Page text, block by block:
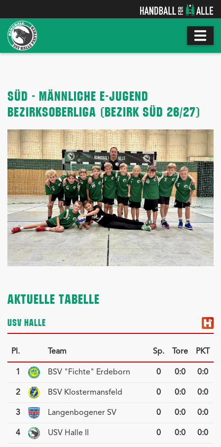
SÜD - MÄNNLICHE E-JUGEND
BEZIRKSOBERLIGA (BEZIRK SÜD 26/27)
AKTUELLE TABELLE
USV HALLE
Pl. Team Sp. Tore PKT
1 BSV "Fichte" Erdeborn 0 0:0 0:0
2 BSV Klostermansfeld 0 0:0 0:0
3 Langenbogener SV 0 0:0 0:0
4 USV Halle II 0 0:0 0:0